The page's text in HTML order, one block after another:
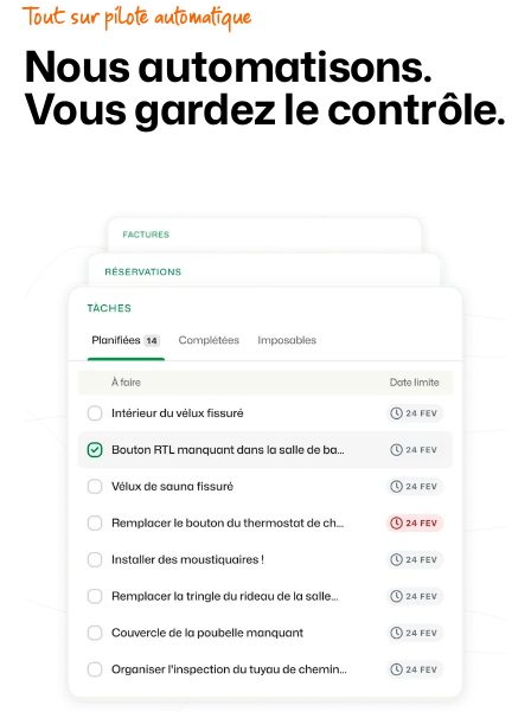
Tout sur pilote automatique
Nous automatisons.
Vous gardez le contrôle.